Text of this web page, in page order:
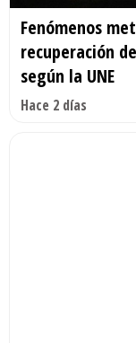
Fenómenos
recuperación
según la UNE
Hace 2 días